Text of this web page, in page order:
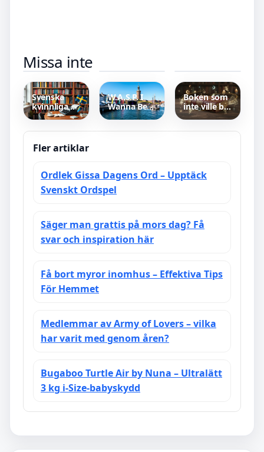
Missa inte
– Definition,
Kriterier,
Format
Behöver
Veta
Val För Din
Upplevelse
Svenska
kvinnliga
författare
populära &
bästsäljande
W.A.S.P. I
Wanna Be
Somebody –
Låtanalys
Boken som
inte ville bli
läst –
med Glädje
Fler artiklar
Ordlek Gissa Dagens Ord – Upptäck
Svenskt Ordspel
Säger man grattis på mors dag? Få
svar och inspiration här
Få bort myror inomhus – Effektiva Tips
För Hemmet
Medlemmar av Army of Lovers – vilka
har varit med genom åren?
Bugaboo Turtle Air by Nuna – Ultralätt
3 kg i-Size-babyskydd